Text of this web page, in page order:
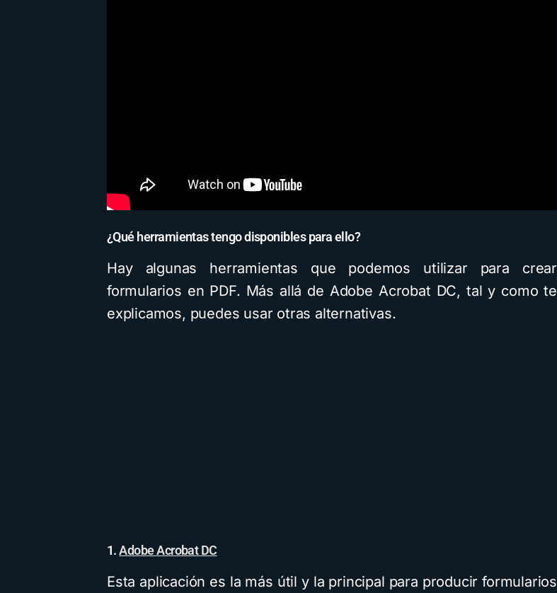
¿Qué herramientas tengo disponibles para ello?
Hay algunas herramientas que podemos utilizar para crear
formularios en PDF. Más allá de Adobe Acrobat DC, tal y como te
explicamos, puedes usar otras alternativas.
1.Adobe Acrobat DC
Esta aplicación es la más útil y la principal para producir formularios